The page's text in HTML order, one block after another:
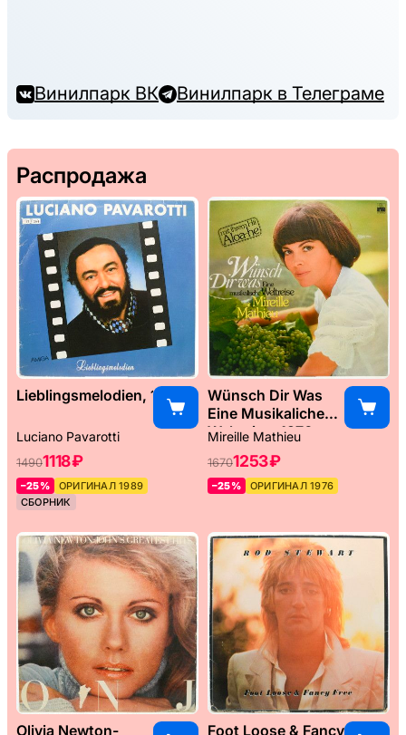
Винилпарк ВК Винилпарк в Телеграме
Распродажа
Lieblingsmelodien, 1989
Luciano Pavarotti
14901118 ₽
–25%
ОРИГИНАЛ 1989
СБОРНИК
Wünsch Dir Was
Eine Musikaliche
Weltreise, 1976
Mireille Mathieu
16701253 ₽
–25% ОРИГИНАЛ 1976
Olivia Newton- Foot Loose & Fancy